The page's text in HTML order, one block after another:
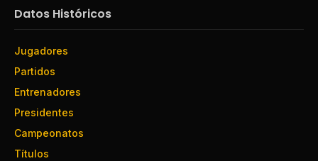
Datos Históricos
Jugadores
Partidos
Entrenadores
Presidentes
Campeonatos
Títulos